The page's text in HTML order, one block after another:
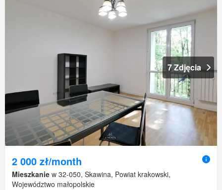
7 Zdjęcia
2 000 zł/month
Mieszkanie w 32-050, Skawina, Powiat krakowski,
Województwo małopolskie